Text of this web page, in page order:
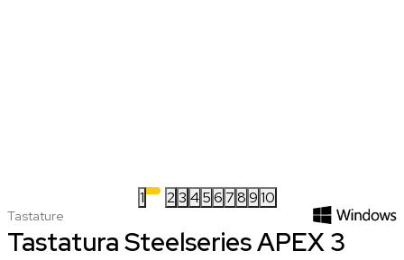
1 23 456 78910
Tastature
Tastatura Steelseries APEX 3